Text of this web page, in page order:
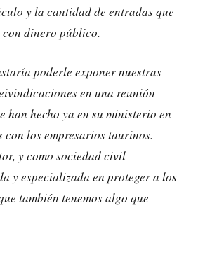
y la cantidad de entradas que
con dinero público.
poderle exponer nuestras
en una reunión
han hecho ya en su ministerio en
con los empresarios taurinos.
y como sociedad civil
y especializada en proteger a los
también tenemos algo que